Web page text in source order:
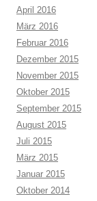
April 2016
März 2016
Februar 2016
Dezember 2015
November 2015
Oktober 2015
September 2015
August 2015
Juli 2015
März 2015
Januar 2015
Oktober 2014